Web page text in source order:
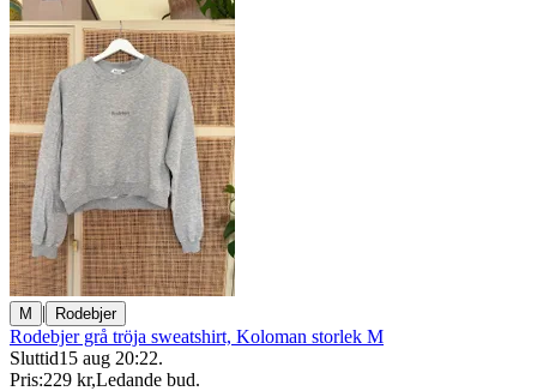
M | Rodebjer
Rodebjer grå tröja sweatshirt, Koloman storlek M
Sluttid15 aug 20:22.
Pris:229 kr,Ledande bud.